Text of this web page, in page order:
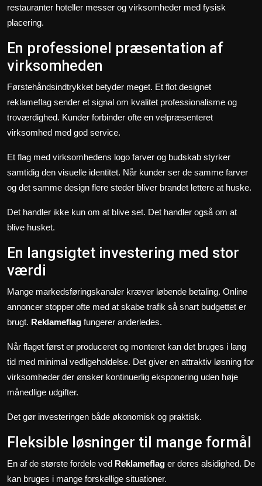
restauranter hoteller messer og virksomheder med fysisk
placering.
En professionel præsentation af
virksomheden
Førstehåndsindtrykket betyder meget. Et flot designet
reklameflag sender et signal om kvalitet professionalisme og
troværdighed. Kunder forbinder ofte en velpræsenteret
virksomhed med god service.
Et flag med virksomhedens logo farver og budskab styrker
samtidig den visuelle identitet. Når kunder ser de samme farver
og det samme design flere steder bliver brandet lettere at huske.
Det handler ikke kun om at blive set. Det handler også om at
blive husket.
En langsigtet investering med stor
værdi
Mange markedsføringskanaler kræver løbende betaling. Online
annoncer stopper ofte med at skabe trafik så snart budgettet er
brugt. Reklameflag fungerer anderledes.
Når flaget først er produceret og monteret kan det bruges i lang
tid med minimal vedligeholdelse. Det giver en attraktiv løsning for
virksomheder der ønsker kontinuerlig eksponering uden høje
månedlige udgifter.
Det gør investeringen både økonomisk og praktisk.
Fleksible løsninger til mange formål
En af de største fordele ved Reklameflag er deres alsidighed. De
kan bruges i mange forskellige situationer.